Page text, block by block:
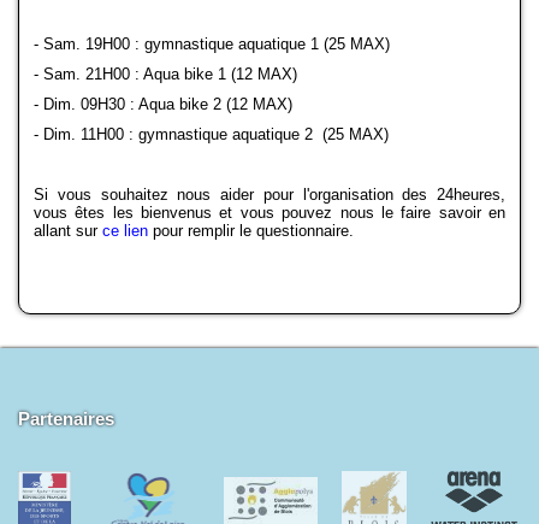
Formations
Historique
Mon Club
- Sam. 19H00 : gymnastique aquatique 1 (25 MAX)
- Sam. 21H00 : Aqua bike 1 (12 MAX)
- Dim. 09H30 : Aqua bike 2 (12 MAX)
- Dim. 11H00 : gymnastique aquatique 2 (25 MAX)
Si vous souhaitez nous aider pour l'organisation des 24heures,
vous êtes les bienvenus et vous pouvez nous le faire savoir en
allant sur ce lien pour remplir le questionnaire.
Partenaires